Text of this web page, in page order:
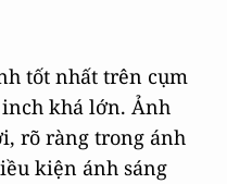
tốt nhất trên cụm
inch khá lớn. Ảnh
rõ ràng trong ánh
kiện ánh sáng